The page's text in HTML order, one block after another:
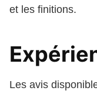
et les finitions.
Les avis